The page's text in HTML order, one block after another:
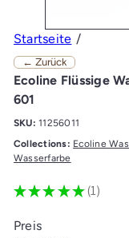
Startseite
← Zurück
Ecoline Flüssige
601
SKU: 11256011
Collections: Ecoline
Wasserfarbe
★ ★ ★ ★ ★ 1
1
Preis